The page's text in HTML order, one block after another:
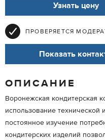
Узнать цену
ПРОВЕРЯЕТСЯ
Показать
ОПИСАНИЕ
Воронежская кондитерская
использование технической
постоянное изучение
кондитерских изделий